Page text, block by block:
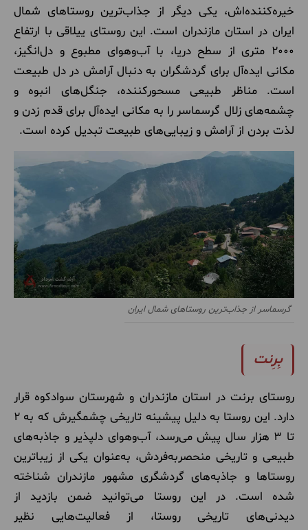
خیره‌کننده‌اش، یکی دیگر از جذاب‌ترین روستاهای شمال
ایران در استان مازندران است. این روستای ییلاقی با ارتفاع
2000 متری از سطح دریا، با آب‌وهوای مطبوع و دل‌انگیز،
مکانی ایده‌آل برای گردشگران به دنبال آرامش در دل طبیعت
است. مناظر طبیعی مسحورکننده، جنگل‌های انبوه و
چشمه‌های زلال گرسماسر را به مکانی ایده‌آل برای قدم زدن و
لذت بردن از آرامش و زیبایی‌های طبیعت تبدیل کرده است.
گرسماسر از جذاب‌ترین روستاهای شمال ایران
بِرِنت
روستای برنت در استان مازندران و شهرستان سوادکوه قرار
دارد. این روستا به دلیل پیشینه تاریخی چشمگیرش که به ۲
تا ۳ هزار سال پیش می‌رسد، آب‌وهوای دلپذیر و جاذبه‌های
طبیعی و تاریخی منحصربه‌فردش، به‌عنوان یکی از زیباترین
روستاها و جاذبه‌های گردشگری مشهور مازندران شناخته
شده است. در این روستا می‌توانید ضمن بازدید از
دیدنی‌های تاریخی روستا، از فعالیت‌هایی نظیر